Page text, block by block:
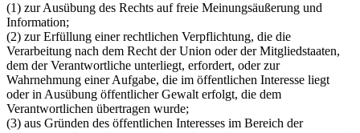
(1) zur Ausübung des Rechts auf freie Meinungsäußerung und
Information;
(2) zur Erfüllung einer rechtlichen Verpflichtung, die die
Verarbeitung nach dem Recht der Union oder der Mitgliedstaaten,
dem der Verantwortliche unterliegt, erfordert, oder zur
Wahrnehmung einer Aufgabe, die im öffentlichen Interesse liegt
oder in Ausübung öffentlicher Gewalt erfolgt, die dem
Verantwortlichen übertragen wurde;
(3) aus Gründen des öffentlichen Interesses im Bereich der